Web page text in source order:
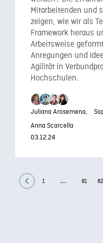
Mitarbeitenden und
zeigen, wie wir als
Framework heraus
Arbeitsweise
Anregungen und
Agilität in
Hochschulen.
Juliana Arosemena,
Anna Scarcella
03.12.24
1 ... 81 82